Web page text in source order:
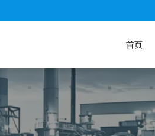
首页